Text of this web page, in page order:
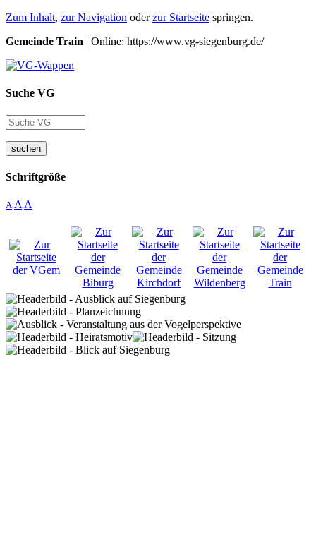
Zum Inhalt, zur Navigation oderzur Startseite springen.
Gemeinde Train | Online: https://www.vg-siegenburg.de/
Suche VG
suchen
Schriftgröße
A A A